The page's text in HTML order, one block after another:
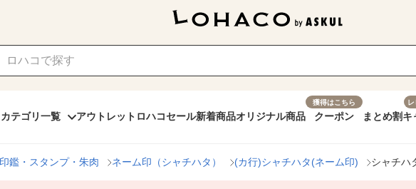
カテゴリ一覧 アウトレット ロハコセール新着商品オリジナル商品
獲得はこちら
クーポン まとめ割キ
印鑑・スタンプ・朱肉 ネーム印（シャチハタ） (カ行)シャチハタ(ネーム印) シャチハ